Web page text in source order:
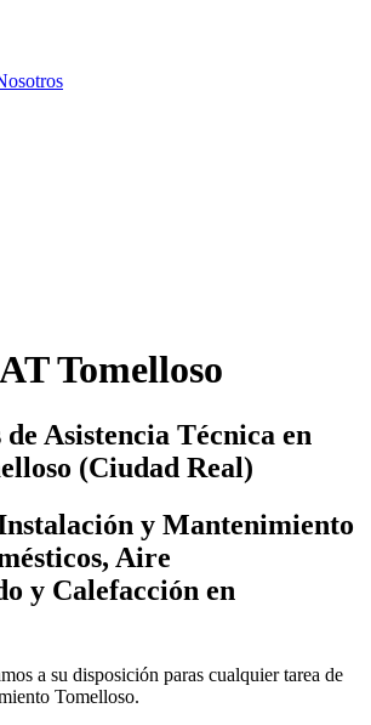
Tomelloso
Asistencia Técnica en
(Ciudad Real)
y Mantenimiento
Aire
y Calefacción en
a su disposición paras cualquier tarea de
Tomelloso.